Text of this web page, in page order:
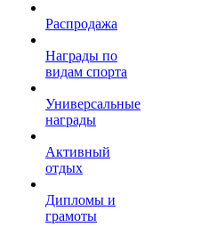
Распродажа
Награды по
видам спорта
Универсальные
награды
Активный
отдых
Дипломы и
грамоты